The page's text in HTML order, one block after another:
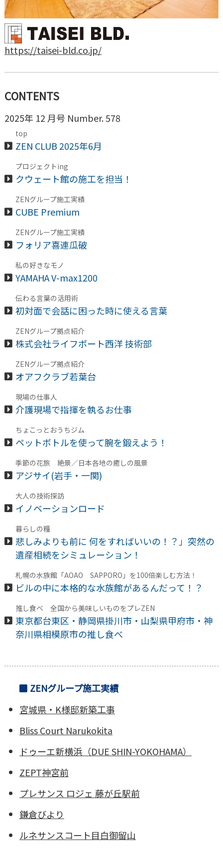
https://taisei-bld.co.jp/
CONTENTS
2025年 12 月号 Number. 578
top
ZEN CLUB 2025年6月
プロジェクトing
クウェート館の施工を担当！
ZENグループ施工実績
CUBE Premium
ZENグループ施工実績
フォリア喜連瓜破
私の好きなモノ
YAMAHA V-max1200
伝わる言葉の活用術
初対面で会話に困った時に使える言葉
ZENグループ拠点紹介
株式会社ライフポート西洋 技術部
ZENグループ拠点紹介
オアフクラブ若葉台
現場の仕事人
介護現場で指揮を執るお仕事
ちょこっとおうちジム
ペットボトルを使って腕を鍛えよう！
季節の花旅 絶景／日本各地の癒しの風景
アジサイ(岩手・一関)
大人の技術探訪
イノベーションロード
暮らしの糧
悲しみよりも前に 何をすればいいの！？」突然の
遺産相続をシミュレーション！
札幌の水族館「AOAO SAPPORO」を100倍楽しむ方法！
ビルの中に本格的な水族館があるんだって！？
推し食べ 全国から美味しいものをプレZEN
東京都台東区・静岡県掛川市・山梨県甲府市・神
奈川県相模原市の推し食べ
ZENグループ施工実績
宮城県・K様邸新築工事
Bliss Court Narukokita
ドゥーエ新横浜（DUE SHIN-YOKOHAMA）
ZEPT神宮前
プレサンス ロジェ 藤が丘駅前
鎌倉びより
ルネサンスコート目白御留山